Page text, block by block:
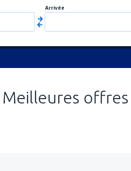
Arrivée
Meilleures offres